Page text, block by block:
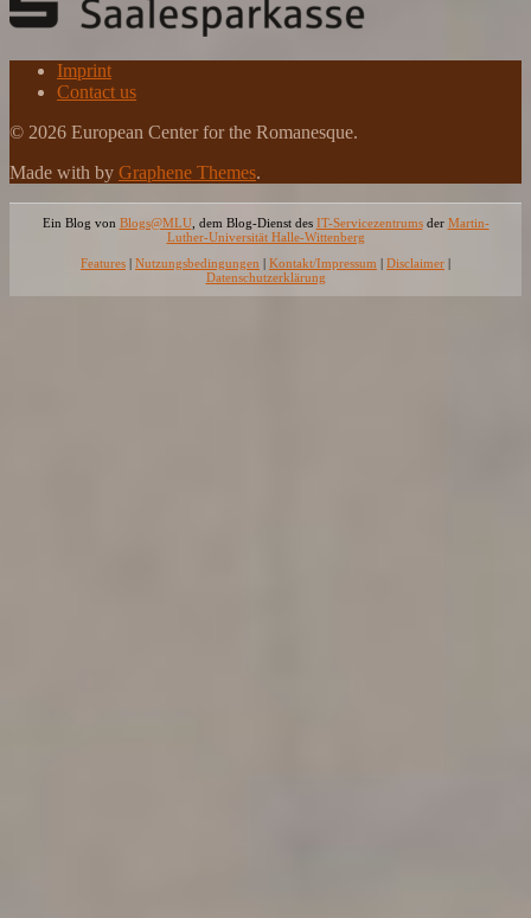
Imprint
Contact us
© 2026 European Center for the Romanesque.
Made with by Graphene Themes.
Ein Blog von Blogs@MLU, dem Blog-Dienst des IT-Servicezentrumsder Martin-
Luther-Universität Halle-Wittenberg
Features | Nutzungsbedingungen | Kontakt/Impressum | Disclaimer |
Datenschutzerklärung